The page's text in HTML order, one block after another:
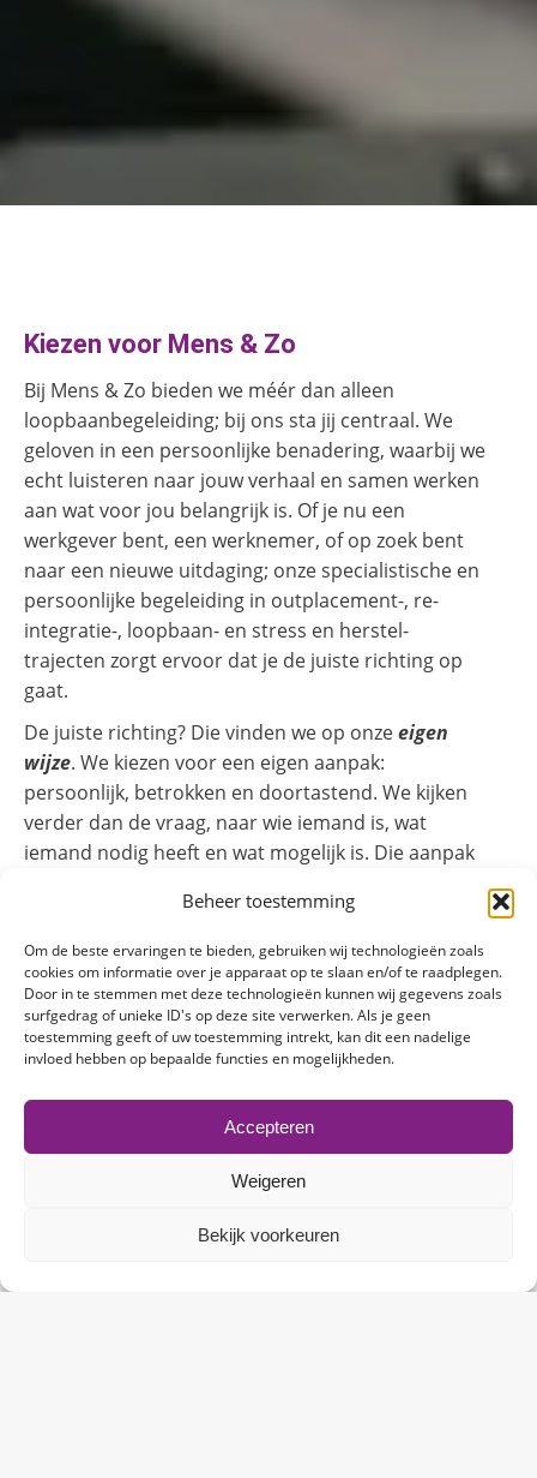
Beheer toestemming
Om de beste ervaringen te bieden, gebruiken wij technologieën zoals
cookies om informatie over je apparaat op te slaan en/of te raadplegen.
Door in te stemmen met deze technologieën kunnen wij gegevens zoals
surfgedrag of unieke ID's op deze site verwerken. Als je geen
toestemming geeft of uw toestemming intrekt, kan dit een nadelige
invloed hebben op bepaalde functies en mogelijkheden.
Accepteren
Weigeren
Bekijk voorkeuren
Kiezen voor Mens & Zo
Bij Mens & Zo bieden we méér dan alleen
loopbaanbegeleiding; bij ons sta jij centraal. We
geloven in een persoonlijke benadering, waarbij we
echt luisteren naar jouw verhaal en samen werken
aan wat voor jou belangrijk is. Of je nu een
werkgever bent, een werknemer, of op zoek bent
naar een nieuwe uitdaging; onze specialistische en
persoonlijke begeleiding in outplacement-, re-
integratie-, loopbaan- en stress en herstel-
trajecten zorgt ervoor dat je de juiste richting op
gaat.
De juiste richting? Die vinden we op onzeeigen
wijze. We kiezen voor een eigen aanpak:
persoonlijk, betrokken en doortastend. We kijken
verder dan de vraag, naar wie iemand is, wat
iemand nodig heeft en wat mogelijk is. Die aanpak
naar resultaat, zonder het menselijke aspect uit het
oog te verliezen. We helpen je ontdekken wat je
kunt, waar je heen wilt en hoe je daar komt – op
een manier die bij jou past.Of het nou gaat om
Loopbaancoaching,Re-integratie, Outplacementof
Werkfitworden, we helpen je met het behalen van
Ik ben werknemer